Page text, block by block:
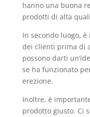
hanno una buona
prodotti di alta
In secondo luogo,
dei clienti prima di
possono darti
se ha funzionato
erezione.
Inoltre, è
prodotto giusto. Ci